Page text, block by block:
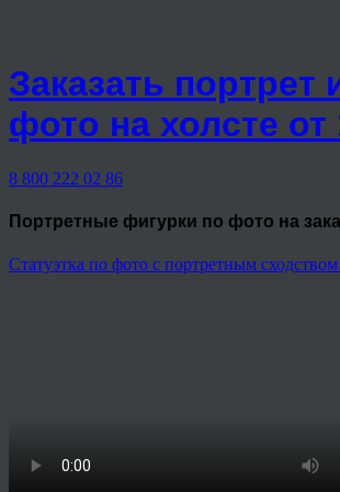
Заказать
фото на холсте от
8 800 222 02 86
Портретные фигурки по фото на
Статуэтка по фото с портретным